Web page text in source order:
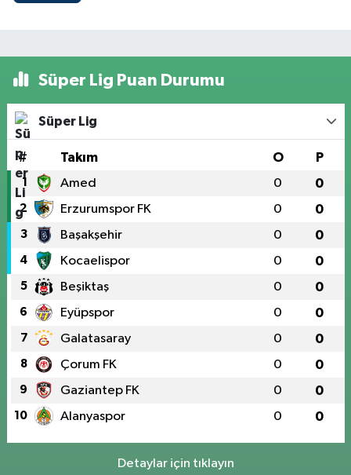
Süper Lig Puan Durumu
Süper Lig
# Takım O P
1 Amed 0 0
2 Erzurumspor FK 0 0
3 Başakşehir 0 0
4 Kocaelispor 0 0
5 Beşiktaş 0 0
6 Eyüpspor 0 0
7 Galatasaray 0 0
8 Çorum FK 0 0
9 Gaziantep FK 0 0
10 Alanyaspor 0 0
Detaylar için tıklayın